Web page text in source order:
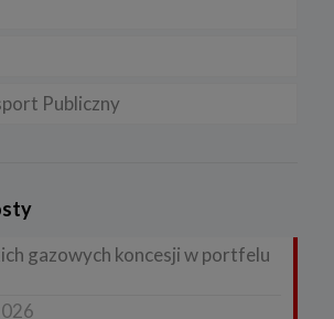
Publiczny
gazowych koncesji w portfelu